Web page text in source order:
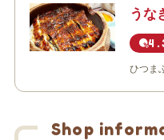
うな
ひつま
Shop